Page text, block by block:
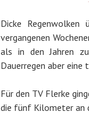
Dicke
vergangenen
als in den Jahren
Dauerregen aber eine
Für den TV Flerke
die fünf Kilometer an